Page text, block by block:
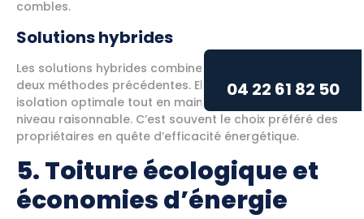
combles.
Solutions hybrides
Les solutions hybrides combinent les avantages des
deux méthodes précédentes. Elles permettent une
isolation optimale tout en maintenant les coûts à un
niveau raisonnable. C’est souvent le choix préféré des
propriétaires en quête d’efficacité énergétique.
5. Toiture écologique et
économies d’énergie
04 22 61 82 50